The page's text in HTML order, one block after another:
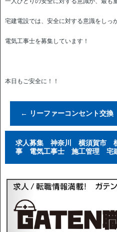
宅建電設では、安全に対する意識をしっ
電気工事士を募集しています！
本日もご安全に！！
← リーファーコンセント交換
求人募集 神奈川 横須賀市
事 電気工事士 施工管理 宅